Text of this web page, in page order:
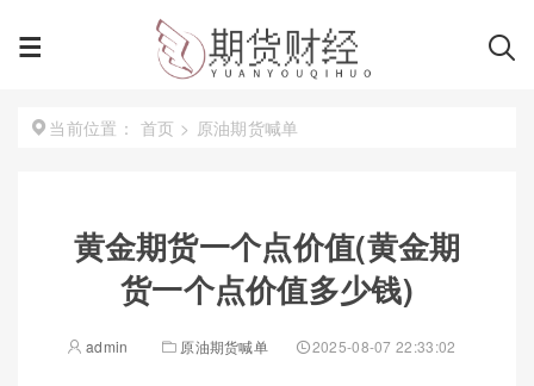
当前位置： 首页 > 原油期货喊单
黄金期货一个点价值(黄金期
货一个点价值多少钱)
admin 原油期货喊单 2025-08-07 22:33:02